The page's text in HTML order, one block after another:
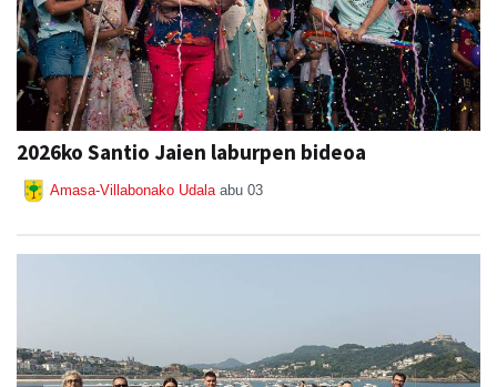
2026ko Santio Jaien laburpen bideoa
Amasa-Villabonako Udala abu 03